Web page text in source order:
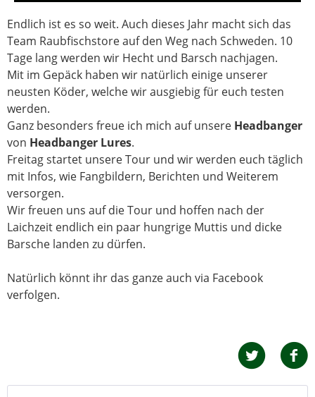
Endlich ist es so weit. Auch dieses Jahr macht sich das
Team Raubfischstore auf den Weg nach Schweden. 10
Tage lang werden wir Hecht und Barsch nachjagen.
Mit im Gepäck haben wir natürlich einige unserer
neusten Köder, welche wir ausgiebig für euch testen
werden.
Ganz besonders freue ich mich auf unsere Headbanger
von Headbanger Lures.
Freitag startet unsere Tour und wir werden euch täglich
mit Infos, wie Fangbildern, Berichten und Weiterem
versorgen.
Wir freuen uns auf die Tour und hoffen nach der
Laichzeit endlich ein paar hungrige Muttis und dicke
Barsche landen zu dürfen.
Natürlich könnt ihr das ganze auch via Facebook
verfolgen.